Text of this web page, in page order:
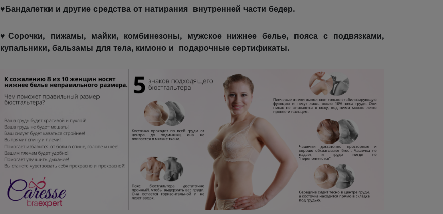
♥Бандалетки и другие средства от натирания внутренней части бедер.
♥ Сорочки, пижамы, майки, комбинезоны, мужское нижнее белье, пояса с подвязками,
купальники, бальзамы для тела, кимоно и подарочные сертификаты.